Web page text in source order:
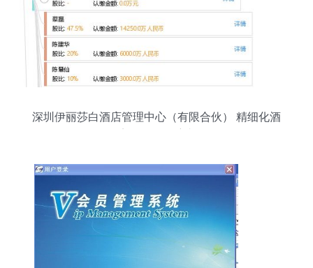
深圳伊丽莎白酒店管理中心（有限合伙） 精细化酒